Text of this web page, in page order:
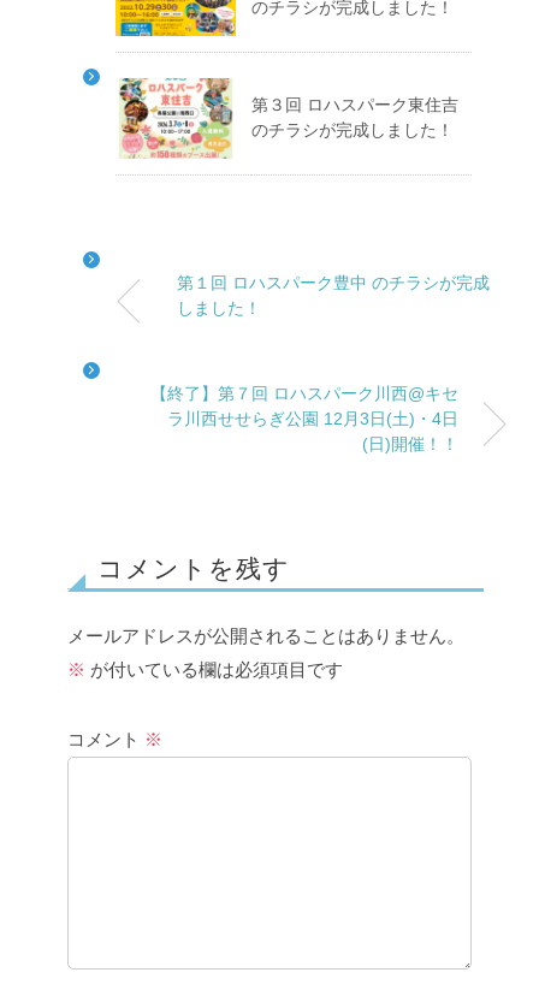
のチラシが完成しました！
第３回 ロハスパーク東住吉
のチラシが完成しました！
第１回 ロハスパーク豊中 のチラシが完成
しました！
【終了】第７回 ロハスパーク川西@キセ
ラ川西せせらぎ公園 12月3日(土)・4日
(日)開催！！
コメントを残す
メールアドレスが公開されることはありません。
※ が付いている欄は必須項目です
コメント ※